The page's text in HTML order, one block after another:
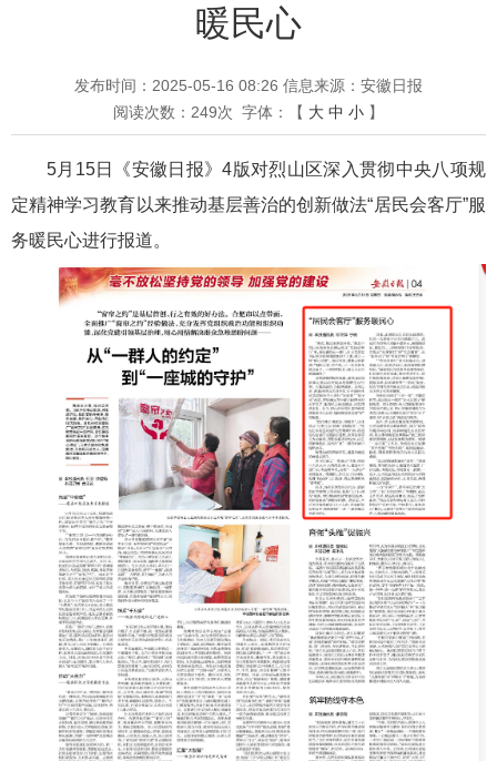
暖民心
发布时间：2025-05-16 08:26 信息来源：安徽日报
阅读次数： 249次 字体：【 大 中 小 】
5月15日《安徽日报》4版对烈山区深入贯彻中央八项规
定精神学习教育以来推动基层善治的创新做法“居民会客厅”服
务暖民心进行报道。